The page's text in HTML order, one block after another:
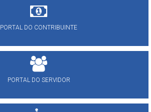
PORTAL DO CONTRIBUINTE
PORTAL DO SERVIDOR